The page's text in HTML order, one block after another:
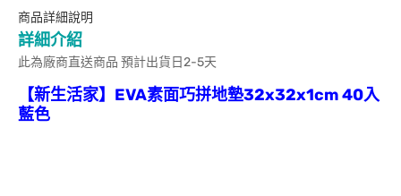
商品詳細說明
詳細介紹
此為廠商直送商品 預計出貨日2-5天
【新生活家】EVA素面巧拼地墊32x32x1cm 40入
藍色